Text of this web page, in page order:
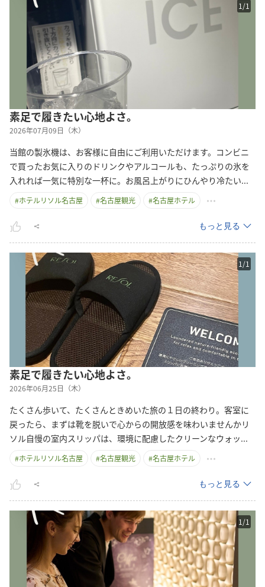
1 /1
素足で履きたい心地よさ。
2026年07月09日（木）
当館の製氷機は、お客様に自由にご利用いただけます。コンビニ
で買ったお気に入りのドリンクやアルコールも、たっぷりの氷を
入れれば一気に特別な一杯に。お風呂上がりにひんやり冷たい...
#ホテルリソル名古屋 #名古屋観光 #名古屋ホテル
もっと見る
1 /1
素足で履きたい心地よさ。
2026年06月25日（木）
たくさん歩いて、たくさんときめいた旅の１日の終わり。客室に
戻ったら、まずは靴を脱いで心からの開放感を味わいませんかリ
ソル自慢の室内スリッパは、環境に配慮したクリーンなウォ ッ...
#ホテルリソル名古屋 #名古屋観光 #名古屋ホテル
もっと見る
1 /1